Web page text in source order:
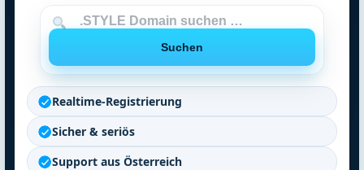
Domain
Suchen
Realtime-Registrierung
Sicher & seriös
Support aus Österreich